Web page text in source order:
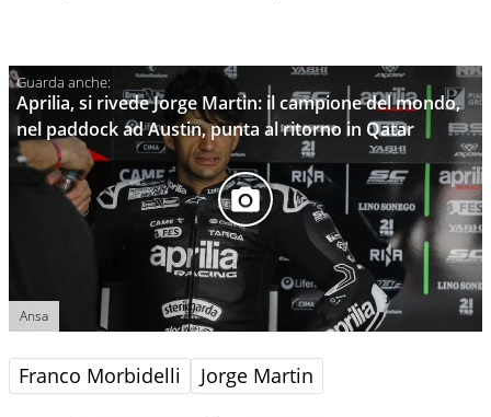
Aprilia, si rivede Jorge Martin: il campione del mondo,
nel paddock ad Austin, punta al ritorno in Qatar
Ansa
Franco Morbidelli Jorge Martin